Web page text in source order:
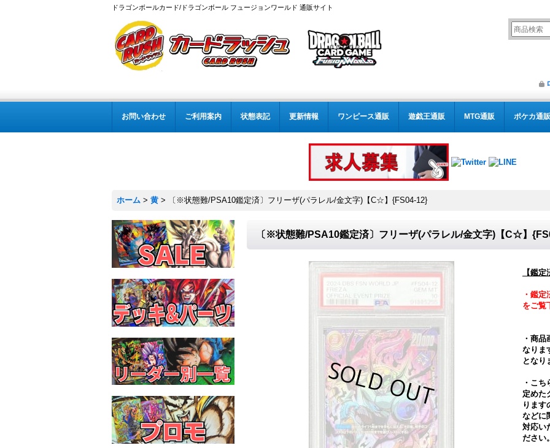
ドラゴンボールカード/ドラゴンボール フュージョンワールド 通販サイト
お問い合わせ ご利用案内 状態表記 更新情報 ワンピース通販 遊戯王通販 MTG通販 ポケカ通販
ホーム > 黄 > 〔※状態難/PSA10鑑定済〕フリーザ(パラレル/金文字)【C☆】{FS04-12}
〔※状態難/PSA10鑑定済〕フリーザ(パラレル/金文字)【C☆】
【鑑
・鑑
をご覧
・商
なりま
となり
・こ
定めた
ります
などに
対応い
ださい